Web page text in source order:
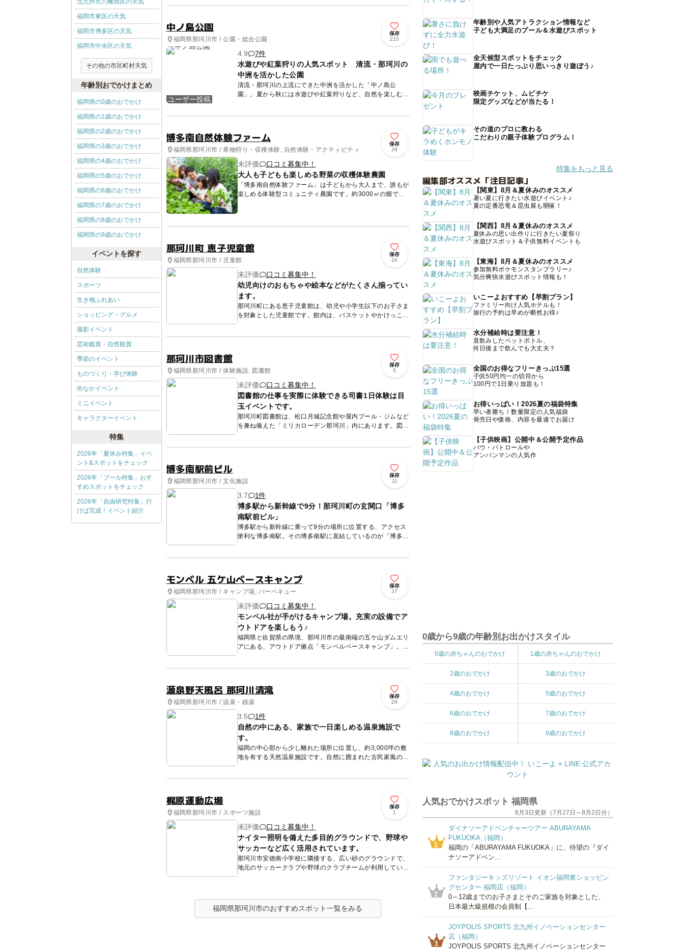
中ノ島公園
福岡県那珂川市 / 公園・総合公園
保存
223
ユーザー投稿
4.9
7件
水遊びや紅葉狩りの人気スポット 清流・那珂川の
中洲を活かした公園
清流・那珂川の上流にできた中洲を活かした「中ノ島公
園」。夏から秋には水遊びや紅葉狩りなど、自然を楽しむ親
博多南自然体験ファーム
福岡県那珂川市 / 果物狩り・収穫体験, 自然体験・アクティビティ
保存
29
未評価
口コミ募集中！
大人も子どもも楽しめる野菜の収穫体験農園
「博多南自然体験ファーム」は子どもから大人まで、誰もが
楽しめる体験型コミュニティ農園です。約3000㎡の畑では
季節毎に種類豊富なお野菜が栽培されており、収穫体験が楽
しめます。...
那珂川町 恵子児童館
福岡県那珂川市 / 児童館
保存
24
未評価
口コミ募集中！
幼児向けのおもちゃや絵本などがたくさん揃ってい
ます。
那珂川町にある恵子児童館は、幼児や小学生以下のお子さま
を対象とした児童館です。館内は、バスケットやかけっこな
どが楽しめる遊戯室、宿題・飲食ができる学習室、絵本・積
那珂川市図書館
福岡県那珂川市 / 体験施設, 図書館
保存
5
未評価
口コミ募集中！
図書館の仕事を実際に体験できる司書1日体験は目
玉イベントです。
那珂川町図書館は、松口月城記念館や屋内プール・ジムなど
を兼ね備えた「ミリカローデン那珂川」内にあります。図書
42000冊・AV資料900点を取り揃え、たくさんの地域住民に
博多南駅前ビル
福岡県那珂川市 / 文化施設
保存
11
3.7
1件
博多駅から新幹線で9分！那珂川町の玄関口「博多
南駅前ビル」
博多駅から新幹線に乗って9分の場所に位置する、アクセス
便利な博多南駅。その博多南駅に直結しているのが「博多南
駅前ビル」です。正確には車両基地へ向かう新幹線の回送線
モンベル 五ケ山ベースキャンプ
福岡県那珂川市 / キャンプ場, バーベキュー
保存
27
未評価
口コミ募集中！
モンベル社が手がけるキャンプ場。充実の設備でア
ウトドアを楽しもう♪
福岡県と佐賀県の県境、那珂川市の最南端の五ケ山ダムエリ
アにある、アウトドア拠点「モンベルベースキャンプ」。豊
かな自然の中で、サイクリングやトレッキング、本格的なロ
源泉野天風呂 那珂川清滝
福岡県那珂川市 / 温泉・銭湯
保存
29
3.5
1件
自然の中にある、家族で一日楽しめる温泉施設で
す。
福岡の中心部から少し離れた場所に位置し、約3,000坪の敷
地を有する天然温泉施設です。自然に囲まれた古民家風の建
梶原運動広場
福岡県那珂川市 / スポーツ施設
保存
1
未評価
口コミ募集中！
ナイター照明を備えた多目的グラウンドで、野球や
サッカーなど広く活用されています。
那珂川市安徳南小学校に隣接する、広い砂のグラウンドで、
地元のサッカークラブや野球のクラブチームが利用していま
す。
福岡県那珂川市のおすすめスポット一覧をみる
北九州市八幡西区の天気
福岡市東区の天気
福岡市博多区の天気
福岡市中央区の天気
その他の市区町村天気
年齢別おでかけまとめ
福岡県の0歳のおでかけ
福岡県の1歳のおでかけ
福岡県の2歳のおでかけ
福岡県の3歳のおでかけ
福岡県の4歳のおでかけ
福岡県の5歳のおでかけ
福岡県の6歳のおでかけ
福岡県の7歳のおでかけ
福岡県の8歳のおでかけ
福岡県の9歳のおでかけ
イベントを探す
自然体験
スポーツ
生き物ふれあい
ショッピング・グルメ
撮影イベント
芸術鑑賞・自然観賞
季節のイベント
ものづくり・学び体験
街なかイベント
ミニイベント
キャラクターイベント
特集
2026年「夏休み特集」イベ
ント&スポットをチェック
2026年「プール特集」おす
すめスポットをチェック
2026年「自由研究特集」行
けば完成！イベント紹介
年齢別や人気アトラクション情報など
子ども大満足のプール＆水遊びスポット
全天候型スポットをチェック
屋内で一日たっぷり思いっきり遊ぼう♪
映画チケット、ムビチケ
限定グッズなどが当たる！
その道のプロに教わる
こだわりの親子体験プログラム！
特集をもっと見る
編集部オススメ「注目記事」
【関東】8月＆夏休みのオススメ
暑い夏に行きたい水遊びイベント♪
夏の定番恐竜＆昆虫展も開催！
【関西】8月＆夏休みのオススメ
夏休みの思い出作りに行きたい夏祭り
水遊びスポット＆子供無料イベントも
【東海】8月＆夏休みのオススメ
参加無料ポケモンスタンプラリー♪
気分爽快水遊びスポット情報も！
いこーよおすすめ【早割プラン】
ファミリー向け人気ホテルも！
旅行の予約は早めが断然お得♪
水分補給時は要注意！
直飲みしたペットボトル、
何日後まで飲んでも大丈夫？
全国のお得なフリーきっぷ15選
子供50円均一の切符から
100円で1日乗り放題も！
お得いっぱい！2026夏の福袋特集
早い者勝ち！数量限定の人気福袋
発売日や価格、内容を最速でお届け
【子供映画】公開中＆公開予定作品
パウ・パトロールや
アンパンマンの人気作
0歳から9歳の年齢別お出かけスタイル
0歳の赤ちゃんのおでかけ 1歳の赤ちゃんのおでかけ
2歳のおでかけ 3歳のおでかけ
4歳のおでかけ 5歳のおでかけ
6歳のおでかけ 7歳のおでかけ
8歳のおでかけ 9歳のおでかけ
人気おでかけスポット 福岡県
8月3日更新（7月27日～8月2日分）
1
ダイナソーアドベンチャーツアー ABURAYAMA
FUKUOKA（福岡）
福岡の「ABURAYAMA FUKUOKA」に、待望の『ダイ
ナソーアドベン...
2
ファンタジーキッズリゾート イオン福岡東ショッピン
グセンター 福岡店（福岡）
0～12歳までのお子さまとそのご家族を対象とした、
日本最大級規模の会員制【...
3
JOYPOLIS SPORTS 北九州イノベーションセンター
店（福岡）
JOYPOLIS SPORTS 北九州イノベーションセンター